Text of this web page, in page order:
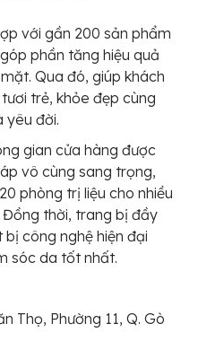
với gần 200 sản phẩm
phần tăng hiệu quả
Qua đó, giúp khách
trẻ, khỏe đẹp cùng
yêu đời.
gian cửa hàng được
vô cùng sang trọng,
phòng trị liệu cho nhiều
Đồng thời, trang bị đầy
công nghệ hiện đại
sóc da tốt nhất.
Thọ, Phường 11, Q. Gò